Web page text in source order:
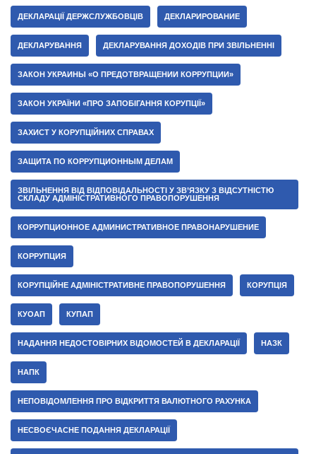
ДЕКЛАРАЦІЇ ДЕРЖСЛУЖБОВЦІВ ДЕКЛАРИРОВАНИЕ
ДЕКЛАРУВАННЯ ДЕКЛАРУВАННЯ ДОХОДІВ ПРИ ЗВІЛЬНЕННІ
ЗАКОН УКРАИНЫ «О ПРЕДОТВРАЩЕНИИ КОРРУПЦИИ»
ЗАКОН УКРАЇНИ «ПРО ЗАПОБІГАННЯ КОРУПЦІЇ»
ЗАХИСТ У КОРУПЦІЙНИХ СПРАВАХ
ЗАЩИТА ПО КОРРУПЦИОННЫМ ДЕЛАМ
ЗВІЛЬНЕННЯ ВІД ВІДПОВІДАЛЬНОСТІ У ЗВ’ЯЗКУ З ВІДСУТНІСТЮ
СКЛАДУ АДМІНІСТРАТИВНОГО ПРАВОПОРУШЕННЯ
КОРРУПЦИОННОЕ АДМИНИСТРАТИВНОЕ ПРАВОНАРУШЕНИЕ
КОРРУПЦИЯ
КОРУПЦІЙНЕ АДМІНІСТРАТИВНЕ ПРАВОПОРУШЕННЯ КОРУПЦІЯ
КУОАП КУПАП
НАДАННЯ НЕДОСТОВІРНИХ ВІДОМОСТЕЙ В ДЕКЛАРАЦІЇ НАЗК
НАПК
НЕПОВІДОМЛЕННЯ ПРО ВІДКРИТТЯ ВАЛЮТНОГО РАХУНКА
НЕСВОЄЧАСНЕ ПОДАННЯ ДЕКЛАРАЦІЇ